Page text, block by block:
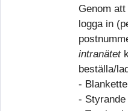
Genom
logga in
intranätet
beställa/
-
- Styrande